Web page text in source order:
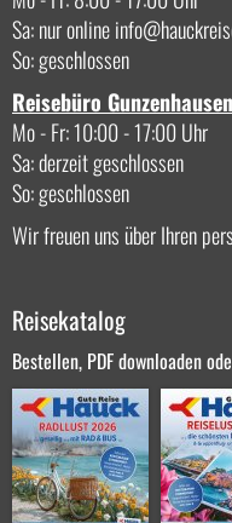
Sa: nur onlineinfo
So: geschlossen
Reisebüro Gunzenhausen
Mo - Fr: 10:00 - 17:00 Uhr
Sa: derzeit geschlossen
So: geschlossen
Wir freuen uns über Ihren
Reisekatalog
Bestellen, PDF downloaden